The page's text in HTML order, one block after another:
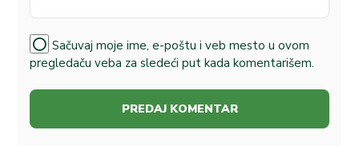
Sačuvaj moje ime, e-poštu i veb mesto u ovom
pregledaču veba za sledeći put kada komentarišem.